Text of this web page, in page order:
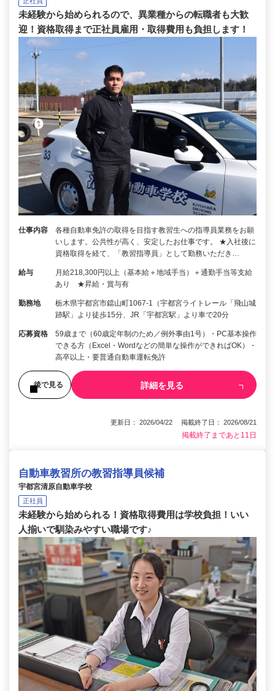
未経験から始められるので、異業種からの転職者も大歓
迎！資格取得まで正社員雇用・取得費用も負担します！
仕事内容
各種自動車免許の取得を目指す教習生への指導員業務をお願
いします。公共性が高く、安定したお仕事です。 ★入社後に
資格取得を経て、「教習指導員」として勤務いただき…
給与
月給218,300円以上（基本給＋地域手当）＋通勤手当等支給
あり ★昇給・賞与有
勤務地
栃木県宇都宮市鐺山町1067-1（宇都宮ライトレール「飛山城
跡駅」より徒歩15分、JR「宇都宮駅」より車で20分
応募資格
59歳まで（60歳定年制のため／例外事由1号）・PC基本操作
できる方（Excel・Wordなどの簡単な操作ができればOK）・
高卒以上・要普通自動車運転免許
後で見る 詳細を見る
更新日： 2026/04/22 掲載終了日： 2026/08/21
掲載終了まであと11日
自動車教習所の教習指導員候補
宇都宮清原自動車学校
正社員
未経験から始められる！資格取得費用は学校負担！いい
人揃いで馴染みやすい職場です♪